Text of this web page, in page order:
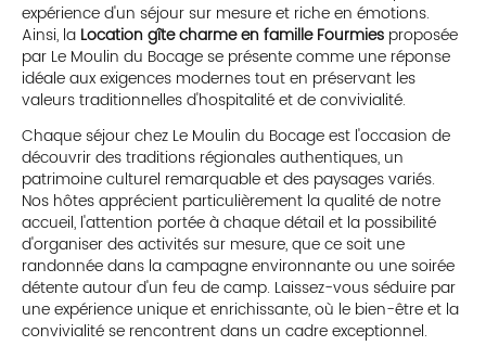
expérience d'un séjour sur mesure et riche en émotions.
Ainsi, la Location gîte charme en famille Fourmies proposée
par Le Moulin du Bocage se présente comme une réponse
idéale aux exigences modernes tout en préservant les
valeurs traditionnelles d'hospitalité et de convivialité.
Chaque séjour chez Le Moulin du Bocage est l'occasion de
découvrir des traditions régionales authentiques, un
patrimoine culturel remarquable et des paysages variés.
Nos hôtes apprécient particulièrement la qualité de notre
accueil, l'attention portée à chaque détail et la possibilité
d'organiser des activités sur mesure, que ce soit une
randonnée dans la campagne environnante ou une soirée
détente autour d'un feu de camp. Laissez-vous séduire par
une expérience unique et enrichissante, où le bien-être et la
convivialité se rencontrent dans un cadre exceptionnel.